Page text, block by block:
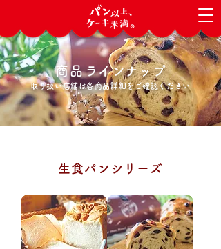
商品ラインナップ
取り扱い店舗は各商品詳細をご確認ください
生食パンシリーズ